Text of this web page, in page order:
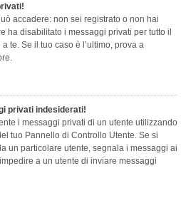
accadere: non sei registrato o non hai
ha disabilitato i messaggi privati per tutto il
te. Se il tuo caso è l’ultimo, prova a
privati indesiderati!
i messaggi privati ​​di un utente utilizzando
tuo Pannello di Controllo Utente. Se si
un particolare utente, segnala i messaggi ai
a un utente di inviare messaggi